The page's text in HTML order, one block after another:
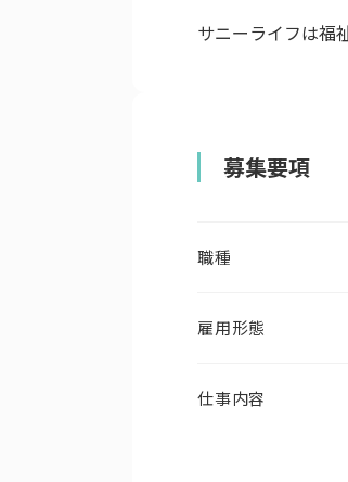
サニーライフは福
募集要項
職種
雇用形態
仕事内容